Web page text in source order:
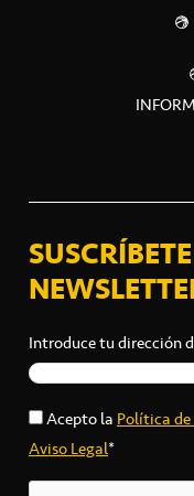
Introduce tu dirección
Acepto laPolítica de
Aviso Legal*